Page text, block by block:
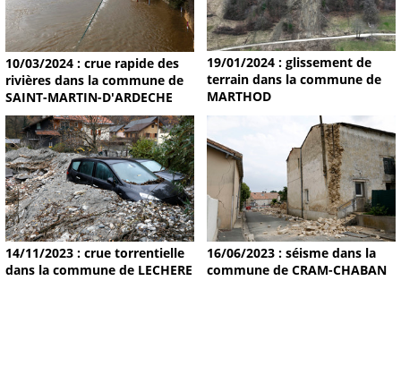
10/03/2024 : crue rapide des
rivières dans la commune de
SAINT-MARTIN-D'ARDECHE
19/01/2024 : glissement de
terrain dans la commune de
MARTHOD
14/11/2023 : crue torrentielle
dans la commune de LECHERE
16/06/2023 : séisme dans la
commune de CRAM-CHABAN